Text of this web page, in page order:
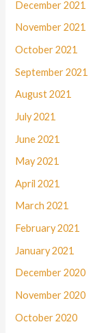
December 2021
November 2021
October 2021
September 2021
August 2021
July 2021
June 2021
May 2021
April 2021
March 2021
February 2021
January 2021
December 2020
November 2020
October 2020